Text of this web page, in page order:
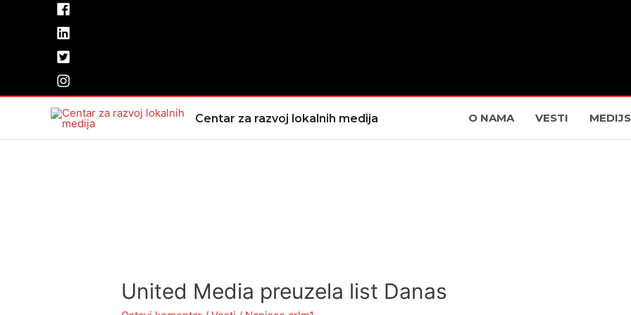
Centar za razvoj lokalnih medija O NAMA VESTI
United Media preuzela list Danas